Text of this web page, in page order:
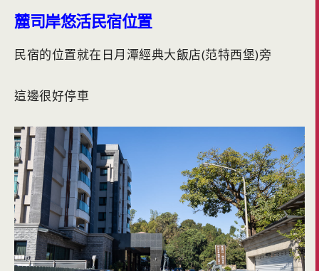
麓司岸悠活民宿位置
民宿的位置就在日月潭經典大飯店(范特西堡)旁
這邊很好停車